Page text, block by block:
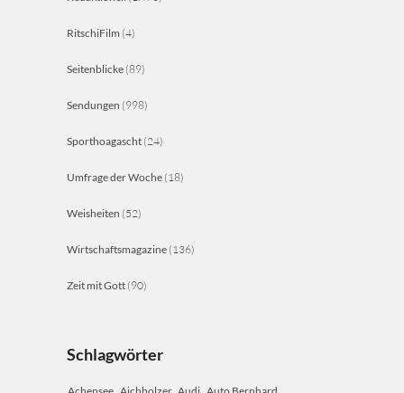
RitschiFilm (4)
Seitenblicke (89)
Sendungen (998)
Sporthoagascht (24)
Umfrage der Woche (18)
Weisheiten (52)
Wirtschaftsmagazine (136)
Zeit mit Gott (90)
Schlagwörter